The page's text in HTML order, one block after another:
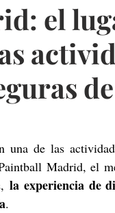
el
de las
Madrid, el
la experiencia de
.